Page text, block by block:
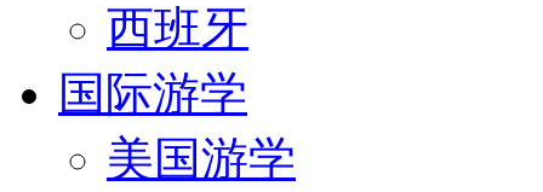
西班牙
国际游学
美国游学